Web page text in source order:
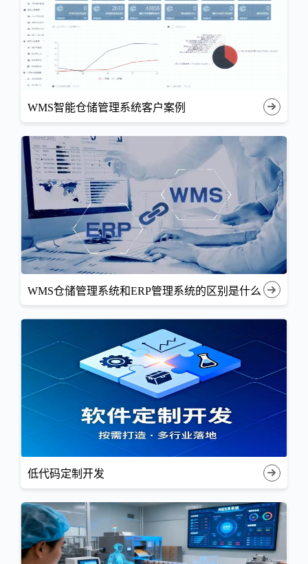
WMS智能仓储管理系统客户案例
WMS仓储管理系统和ERP管理系统的区别是什么
低代码定制开发